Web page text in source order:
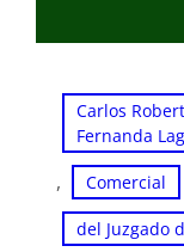
Carlos
Fernanda
, Comercial
del Juzgado